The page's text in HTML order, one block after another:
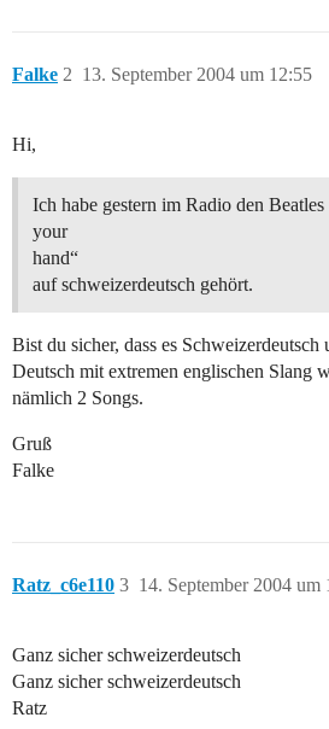
Falke 13. September 2004 um 12:55
2
Hi,
Ich habe gestern im Radio den
your
hand“
auf schweizerdeutsch gehört.
Bist du sicher, dass es Schweizerdeutsch
Deutsch mit extremen englischen Slang
nämlich 2 Songs.
Gruß
Falke
Ratz_c6e110 14. September 2004 um
3
Ganz sicher schweizerdeutsch
Ganz sicher schweizerdeutsch
Ratz